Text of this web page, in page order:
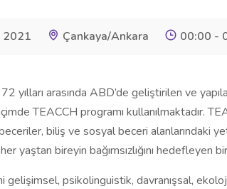
2021 Çankaya/Ankara 00:00 -
yılları arasında ABD’de geliştirilen ve
TEACCH programı kullanılmaktadır.
biliş ve sosyal beceri alanlarındaki
yaştan bireyin bağımsızlığını hedefleyen
gelişimsel, psikolinguistik, davranışsal,